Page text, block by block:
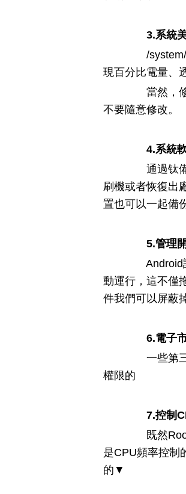
3.系統
/system/
現百分比電量、
當然，修
不要隨意修改。
4.系統軟
通過钛備
刷機或者恢復出
置也可以一起備
5.管理
Android設
動運行，這不僅
件我們可以屏蔽
6.電子
一些第三
權限的
7.控制
既然Root
是CPU頻率控制
的▼